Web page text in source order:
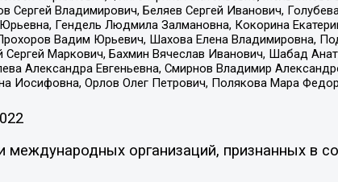
Владимирович, Беляев Сергей Иванович,
Гендель Людмила Залмановна, Кокорина
Вадим Юрьевич, Шахова Елена Владимировна,
Маркович, Бахмин Вячеслав Иванович, Шабад
Александра Евгеньевна, Смирнов Владимир
Иосифовна, Орлов Олег Петрович, Полякова Мара
организаций, признанных в